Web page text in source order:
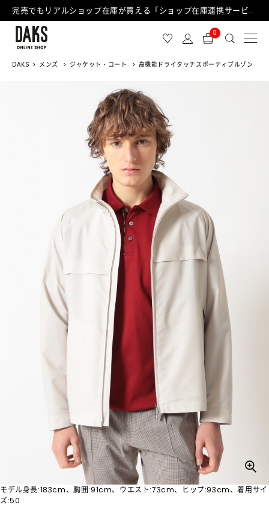
完売でもリアルショップ在庫が買える「ショップ在庫連携サービス」が日中もご利用可能になりました！
0
DAKS メンズ ジャケット・コート 高機能ドライタッチスポーティブルゾン
モデル身長:183cm、胸囲:91cm、ウエスト:73cm、ヒップ:93cm、着用サイ
ズ:50